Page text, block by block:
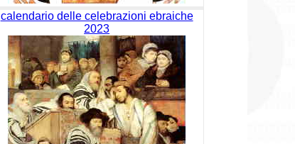
calendario delle celebrazioni ebraiche
2023